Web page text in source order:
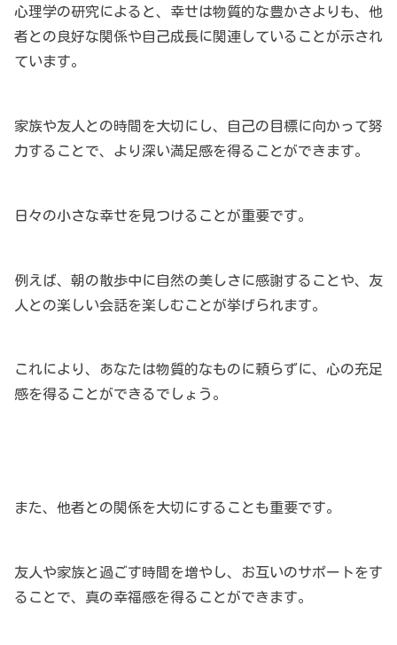
心理学の研究によると、幸せは物質的な豊かさよりも、他
者との良好な関係や自己成長に関連していることが示され
ています。
家族や友人との時間を大切にし、自己の目標に向かって努
力することで、より深い満足感を得ることができます。
日々の小さな幸せを見つけることが重要です。
例えば、朝の散歩中に自然の美しさに感謝することや、友
人との楽しい会話を楽しむことが挙げられます。
これにより、あなたは物質的なものに頼らずに、心の充足
感を得ることができるでしょう。
また、他者との関係を大切にすることも重要です。
友人や家族と過ごす時間を増やし、お互いのサポートをす
ることで、真の幸福感を得ることができます。